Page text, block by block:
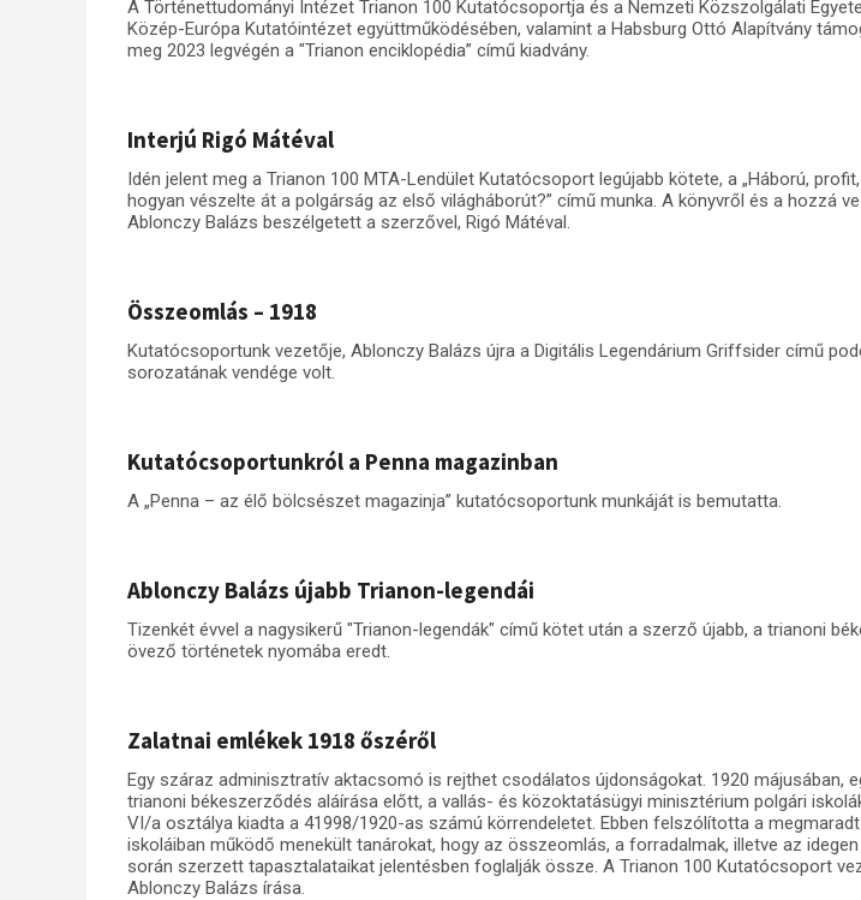
A Történettudományi Intézet Trianon 100 Kutatócsoportja és a Nemzeti Közszolgálati
Közép-Európa Kutatóintézet együttműködésében, valamint a Habsburg Ottó Alapítvány
meg 2023 legvégén a "Trianon enciklopédia” című kiadvány.
Interjú Rigó Mátéval
Idén jelent meg a Trianon 100 MTA-Lendület Kutatócsoport legújabb kötete, a „Háború,
hogyan vészelte át a polgárság az első világháborút?” című munka. A könyvről és a hozzá
Ablonczy Balázs beszélgetett a szerzővel, Rigó Mátéval.
Összeomlás – 1918
Kutatócsoportunk vezetője, Ablonczy Balázs újra a Digitális Legendárium Griffsider című
sorozatának vendége volt.
Kutatócsoportunkról a Penna magazinban
A „Penna – az élő bölcsészet magazinja” kutatócsoportunk munkáját is bemutatta.
Ablonczy Balázs újabb Trianon-legendái
Tizenkét évvel a nagysikerű "Trianon-legendák" című kötet után a szerző újabb, a trianoni
övező történetek nyomába eredt.
Zalatnai emlékek 1918 őszéről
Egy száraz adminisztratív aktacsomó is rejthet csodálatos újdonságokat. 1920 májusában,
trianoni békeszerződés aláírása előtt, a vallás- és közoktatásügyi minisztérium polgári
VI/a osztálya kiadta a 41998/1920-as számú körrendeletet. Ebben felszólította a
iskoláiban működő menekült tanárokat, hogy az összeomlás, a forradalmak, illetve az
során szerzett tapasztalataikat jelentésben foglalják össze. A Trianon 100 Kutatócsoport
Ablonczy Balázs írása.